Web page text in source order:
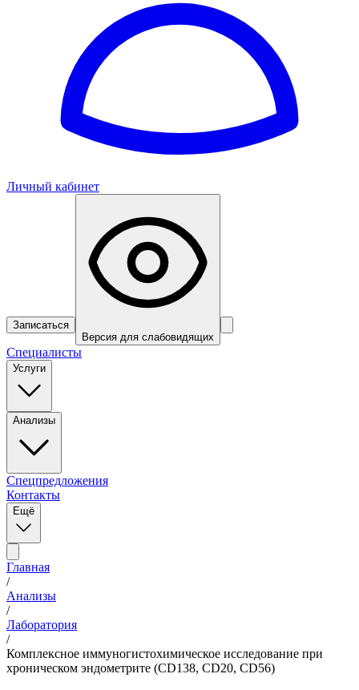
Личный кабинет
Записаться
Версия для слабовидящих
Специалисты
Услуги
Анализы
Спецпредложения
Контакты
Ещё
Главная
/
Анализы
/
Лаборатория
/
Комплексное иммуногистохимическое исследование при
хроническом эндометрите (CD138, CD20, CD56)